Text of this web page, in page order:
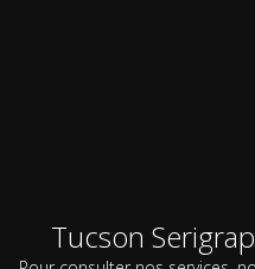
Tucson